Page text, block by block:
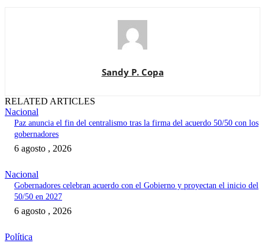
Sandy P. Copa
RELATED ARTICLES
Nacional
Paz anuncia el fin del centralismo tras la firma del acuerdo 50/50 con los
gobernadores
6 agosto , 2026
Nacional
Gobernadores celebran acuerdo con el Gobierno y proyectan el inicio del
50/50 en 2027
6 agosto , 2026
Política